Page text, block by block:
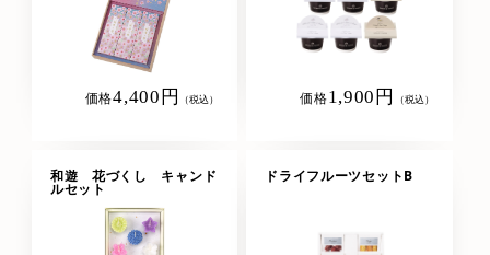
価格4,400円 （税込） 価格1,900円 （税込）
和遊 花づくし キャンド
ルセット
ドライフルーツセットB